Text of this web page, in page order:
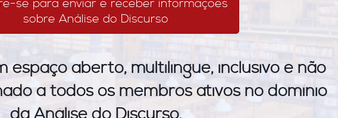
se para enviar e receber informações
sobre Análise do Discurso
espaço aberto, multilingue, inclusivo e não
a todos os membros ativos no domínio